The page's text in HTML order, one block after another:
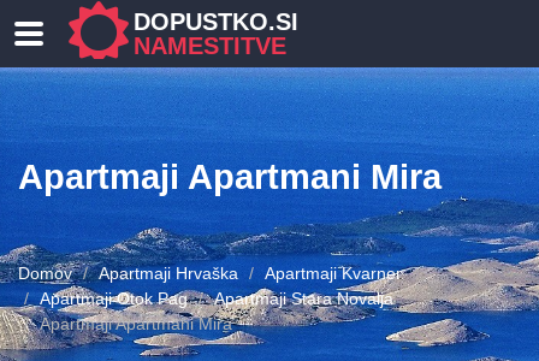
DOPUSTKO.SI
NAMESTITVE
Apartmaji Apartmani Mira
Domov Apartmaji Hrvaška
Apartmaji Kvarner
Apartmaji Otok Pag
Apartmaji Stara Novalja
Apartmaji Apartmani Mira